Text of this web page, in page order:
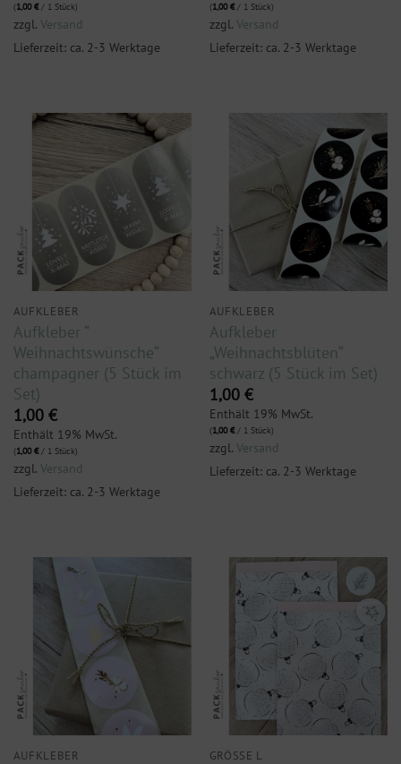
(1,00€/ 1 Stück)
zzgl. Versand
Lieferzeit: ca. 2-3 Werktage
(1,00€/ 1 Stück)
zzgl. Versand
Lieferzeit: ca. 2-3 Werktage
AUFKLEBER
Aufkleber “
Weihnachtswünsche“
champagner (5 Stück im
Set)
1,00 €
Enthält 19% MwSt.
(1,00€/ 1 Stück)
zzgl. Versand
Lieferzeit: ca. 2-3 Werktage
AUFKLEBER
Aufkleber
„Weihnachtsblüten“
schwarz (5 Stück im Set)
1,00 €
Enthält 19% MwSt.
(1,00€/ 1 Stück)
zzgl. Versand
Lieferzeit: ca. 2-3 Werktage
AUFKLEBER GRÖSSE L